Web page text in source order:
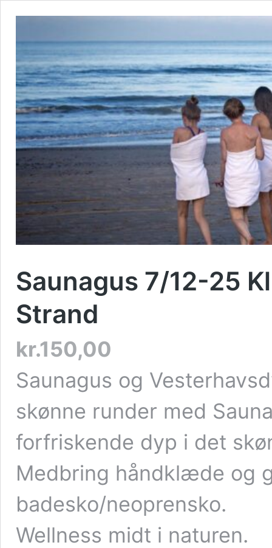
Saunagus 7/12-25
Strand
kr.150,00
Saunagus og
skønne runder med
forfriskende dyp i det
Medbring håndklæde og
badesko/neoprensko.
Wellness midt i naturen.